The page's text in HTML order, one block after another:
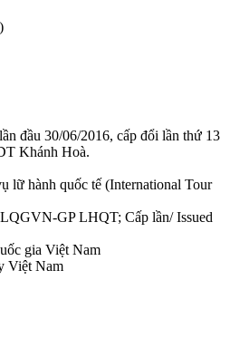
đầu 30/06/2016, cấp đổi lần thứ 13
Khánh Hoà.
lữ hành quốc tế (International Tour
GP LHQT; Cấp lần/ Issued
gia Việt Nam
Việt Nam